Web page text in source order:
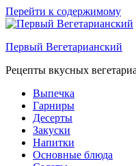
Перейти к содержимому
Первый Вегетарианский
Рецепты вкусных
Выпечка
Гарниры
Десерты
Закуски
Напитки
Основные блюда